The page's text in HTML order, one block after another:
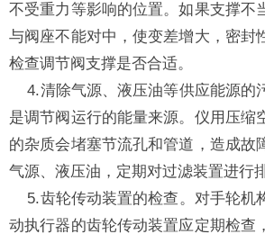
不受重力等影响的位置。如果支撑不
与阀座不能对中，使变差增大，密封
检查调节阀支撑是否合适。
4.清除气源、液压油等供应能源的
是调节阀运行的能量来源。仪用压缩
的杂质会堵塞节流孔和管道，造成故
气源、液压油，定期对过滤装置进行
5.齿轮传动装置的检查。对手轮机
动执行器的齿轮传动装置应定期检查